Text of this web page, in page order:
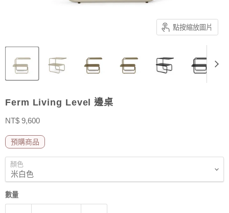
點按縮放圖片
Ferm Living Level 邊桌
售價
NT$ 9,600
預購商品
顏色
數量